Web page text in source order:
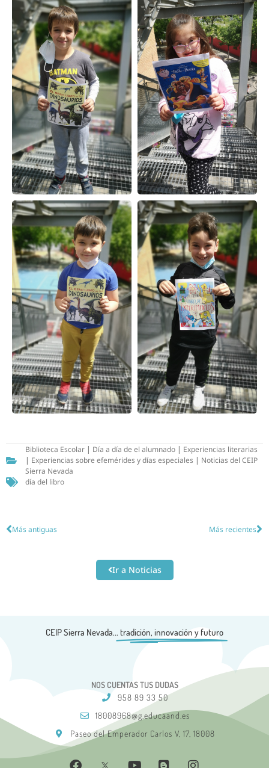
Biblioteca Escolar | Día a día de el alumnado | Experiencias literarias
| Experiencias sobre efemérides y días especiales | Noticias del CEIP
Sierra Nevada
día del libro
Más antiguas Más recientes
Ir a Noticias
CEIP Sierra Nevada... tradición, innovación y futuro
NOS CUENTAS TUS DUDAS
958 89 33 50
18008968@g.educaand.es
Paseo del Emperador Carlos V, 17, 18008